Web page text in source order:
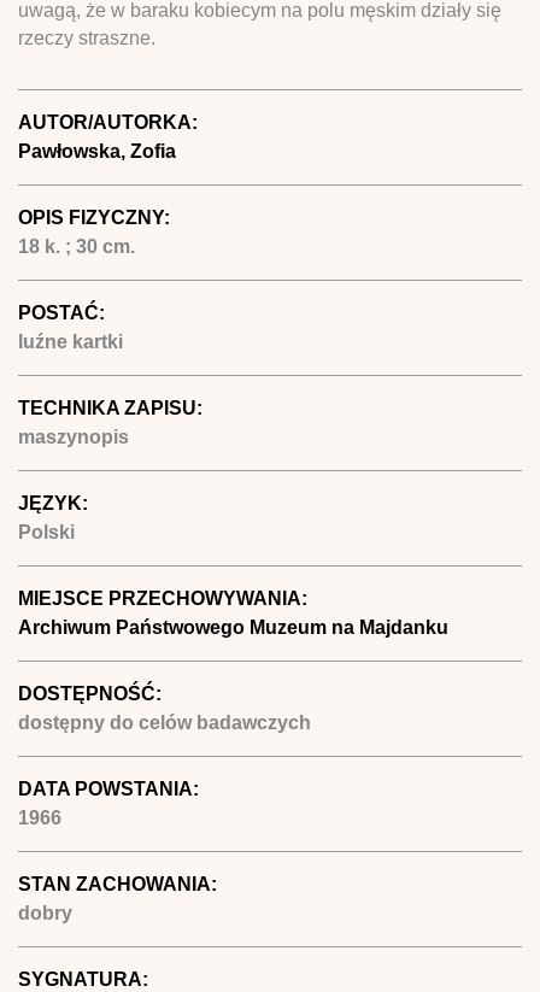
uwagą, że w baraku kobiecym na polu męskim działy się
rzeczy straszne.
AUTOR/AUTORKA:
Pawłowska, Zofia
OPIS FIZYCZNY:
18 k. ; 30 cm.
POSTAĆ:
luźne kartki
TECHNIKA ZAPISU:
maszynopis
JĘZYK:
Polski
MIEJSCE PRZECHOWYWANIA:
Archiwum Państwowego Muzeum na Majdanku
DOSTĘPNOŚĆ:
dostępny do celów badawczych
DATA POWSTANIA:
1966
STAN ZACHOWANIA:
dobry
SYGNATURA: